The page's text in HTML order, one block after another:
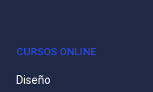
CURSOS ONLINE
Diseño